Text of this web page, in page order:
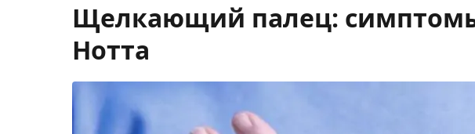
Щелкающий палец:
Нотта